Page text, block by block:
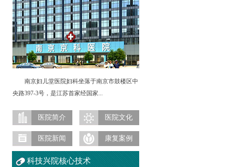
南京妇儿堂医院妇科坐落于南京市鼓楼区中
央路397-3号，是江苏首家经国家...
妇科是南京市医院重点妇科之一，南京市治疗妇
妇科医院。
医院简介 医院文化
医院新闻 康复案例
科技兴院核心技术